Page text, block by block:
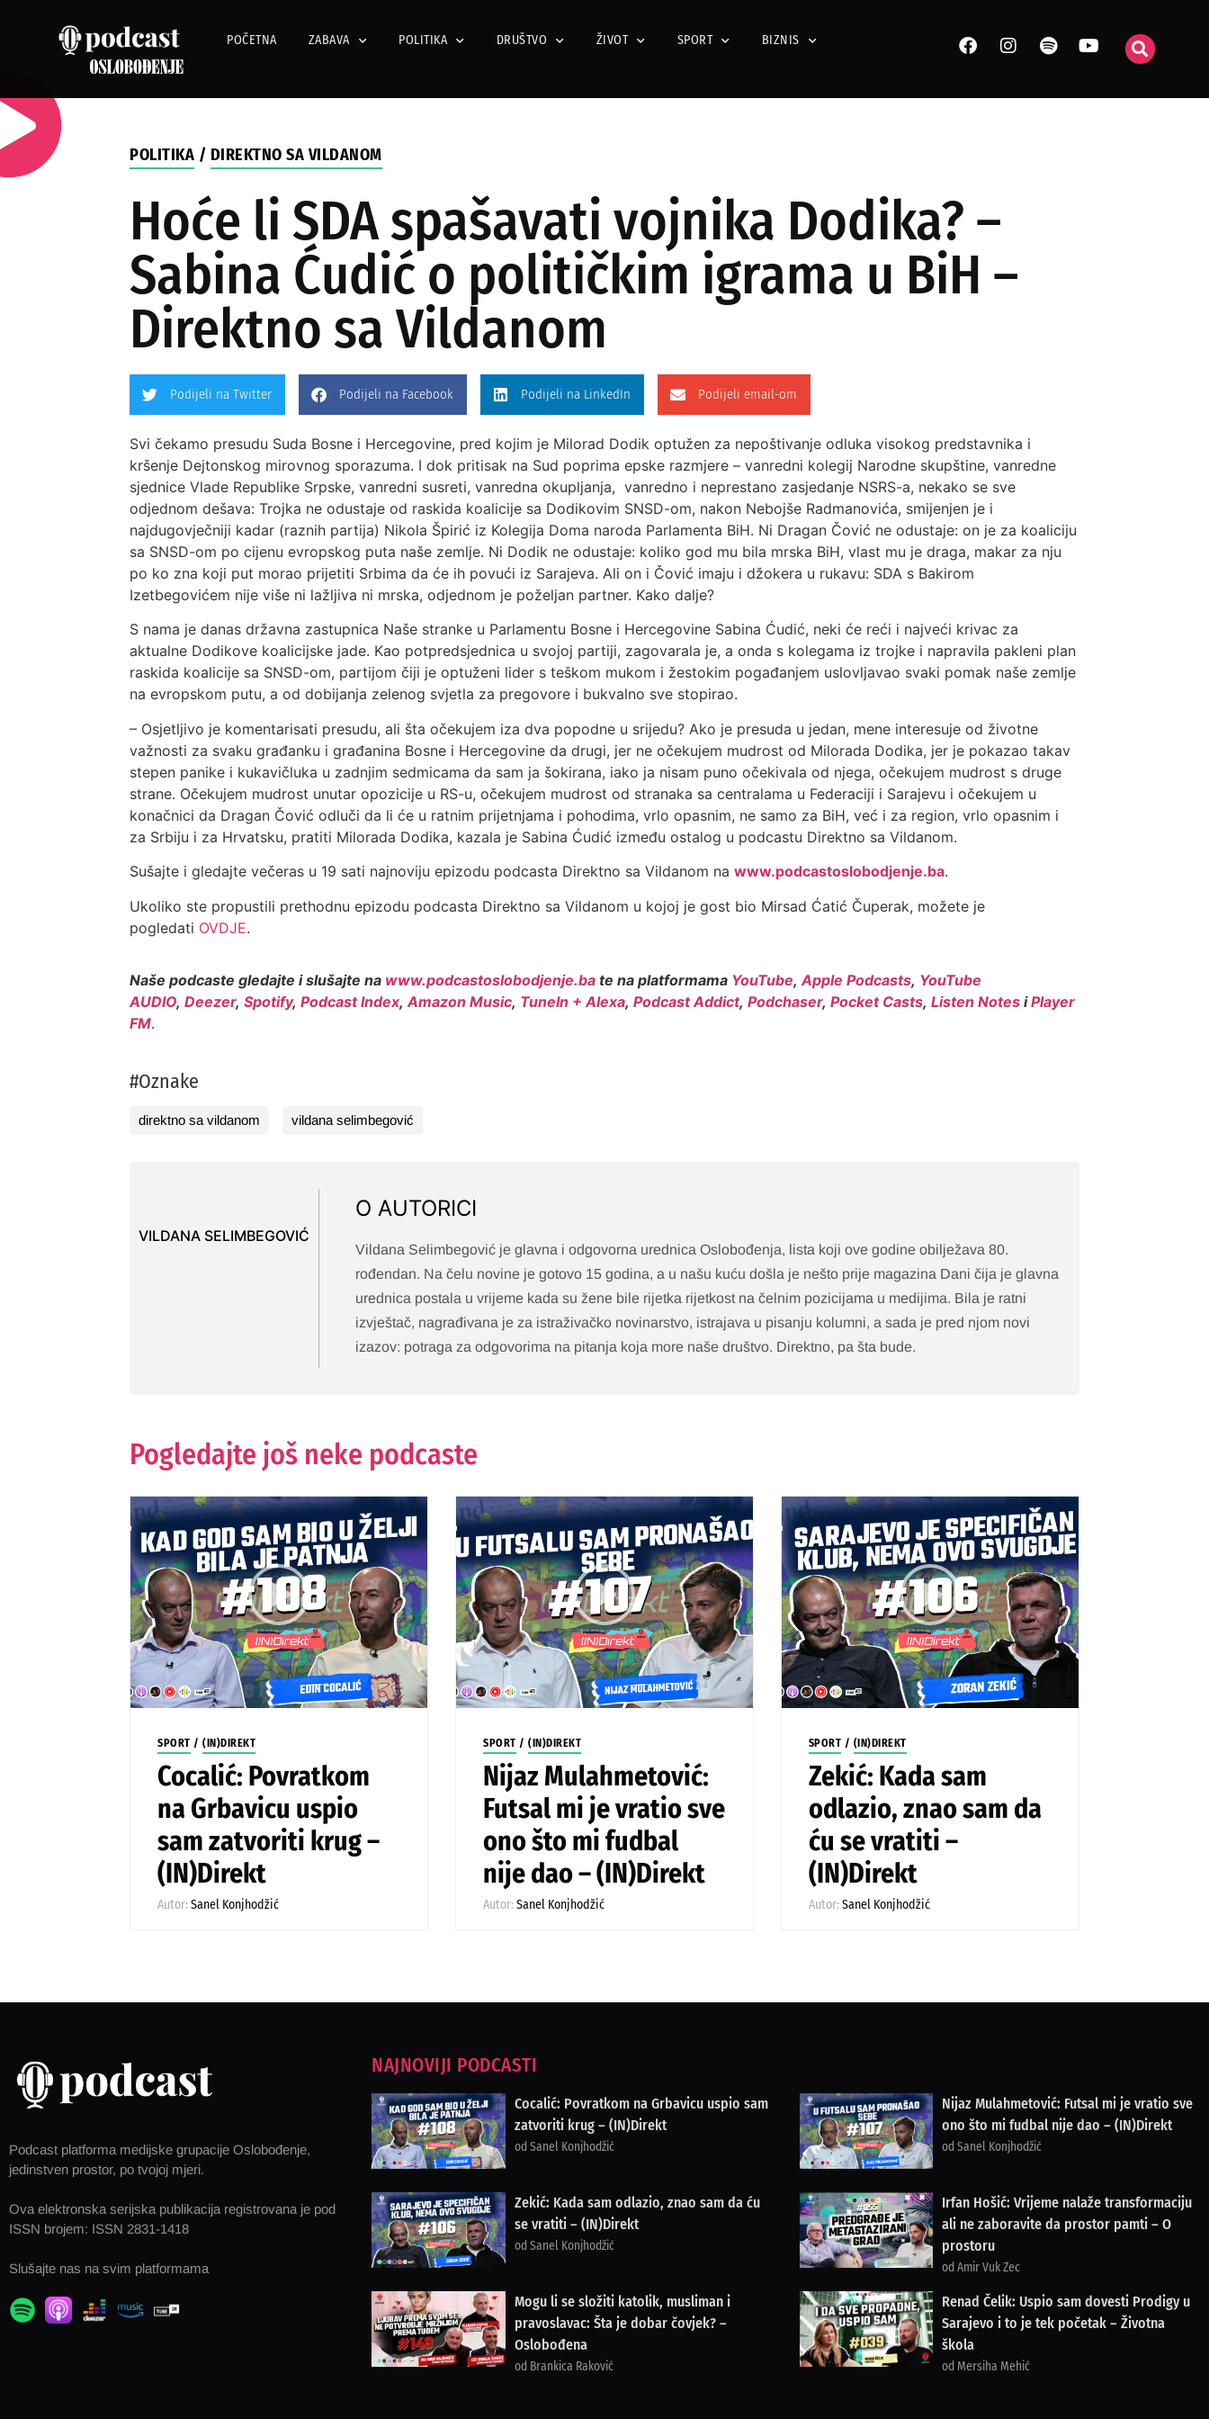
POČETNA ZABAVA POLITIKA DRUŠTVO ŽIVOT SPORT BIZNIS
POLITIKA / DIREKTNO SA VILDANOM
Hoće li SDA spašavati vojnika Dodika? –
Sabina Ćudić o političkim igrama u BiH –
Direktno sa Vildanom
Podijeli na Twitter Podijeli na Facebook Podijeli na LinkedIn Podijeli email-om
Svi čekamo presudu Suda Bosne i Hercegovine, pred kojim je Milorad Dodik optužen za nepoštivanje odluka visokog predstavnika i
kršenje Dejtonskog mirovnog sporazuma. I dok pritisak na Sud poprima epske razmjere – vanredni kolegij Narodne skupštine, vanredne
sjednice Vlade Republike Srpske, vanredni susreti, vanredna okupljanja, vanredno i neprestano zasjedanje NSRS-a, nekako se sve
odjednom dešava: Trojka ne odustaje od raskida koalicije sa Dodikovim SNSD-om, nakon Nebojše Radmanovića, smijenjen je i
najdugovječniji kadar (raznih partija) Nikola Špirić iz Kolegija Doma naroda Parlamenta BiH. Ni Dragan Čović ne odustaje: on je za koaliciju
sa SNSD-om po cijenu evropskog puta naše zemlje. Ni Dodik ne odustaje: koliko god mu bila mrska BiH, vlast mu je draga, makar za nju
po ko zna koji put morao prijetiti Srbima da će ih povući iz Sarajeva. Ali on i Čović imaju i džokera u rukavu: SDA s Bakirom
Izetbegovićem nije više ni lažljiva ni mrska, odjednom je poželjan partner. Kako dalje?
S nama je danas državna zastupnica Naše stranke u Parlamentu Bosne i Hercegovine Sabina Ćudić, neki će reći i najveći krivac za
aktualne Dodikove koalicijske jade. Kao potpredsjednica u svojoj partiji, zagovarala je, a onda s kolegama iz trojke i napravila pakleni plan
raskida koalicije sa SNSD-om, partijom čiji je optuženi lider s teškom mukom i žestokim pogađanjem uslovljavao svaki pomak naše zemlje
na evropskom putu, a od dobijanja zelenog svjetla za pregovore i bukvalno sve stopirao.
– Osjetljivo je komentarisati presudu, ali šta očekujem iza dva popodne u srijedu? Ako je presuda u jedan, mene interesuje od životne
važnosti za svaku građanku i građanina Bosne i Hercegovine da drugi, jer ne očekujem mudrost od Milorada Dodika, jer je pokazao takav
stepen panike i kukavičluka u zadnjim sedmicama da sam ja šokirana, iako ja nisam puno očekivala od njega, očekujem mudrost s druge
strane. Očekujem mudrost unutar opozicije u RS-u, očekujem mudrost od stranaka sa centralama u Federaciji i Sarajevu i očekujem u
konačnici da Dragan Čović odluči da li će u ratnim prijetnjama i pohodima, vrlo opasnim, ne samo za BiH, već i za region, vrlo opasnim i
za Srbiju i za Hrvatsku, pratiti Milorada Dodika, kazala je Sabina Ćudić između ostalog u podcastu Direktno sa Vildanom.
Sušajte i gledajte večeras u 19 sati najnoviju epizodu podcasta Direktno sa Vildanom nawww.podcastoslobodjenje.ba.
Ukoliko ste propustili prethodnu epizodu podcasta Direktno sa Vildanom u kojoj je gost bio Mirsad Ćatić Čuperak, možete je
pogledati OVDJE.
Naše podcaste gledajte i slušajte na www.podcastoslobodjenje.bate na platformama YouTube,Apple Podcasts, YouTube
AUDIO,Deezer,Spotify,Podcast Index,Amazon Music, TuneIn + Alexa,Podcast Addict,Podchaser,Pocket Casts,Listen Notes iPlayer
FM.
#Oznake
direktno sa vildanom vildana selimbegović
VILDANA SELIMBEGOVIĆ
O AUTORICI
Vildana Selimbegović je glavna i odgovorna urednica Oslobođenja, lista koji ove godine obilježava 80.
rođendan. Na čelu novine je gotovo 15 godina, a u našu kuću došla je nešto prije magazina Dani čija je glavna
urednica postala u vrijeme kada su žene bile rijetka rijetkost na čelnim pozicijama u medijima. Bila je ratni
izvještač, nagrađivana je za istraživačko novinarstvo, istrajava u pisanju kolumni, a sada je pred njom novi
izazov: potraga za odgovorima na pitanja koja more naše društvo. Direktno, pa šta bude.
Pogledajte još neke podcaste
SPORT /(IN)DIREKT
Cocalić: Povratkom
na Grbavicu uspio
sam zatvoriti krug –
(IN)Direkt
Autor:Sanel Konjhodžić
SPORT /(IN)DIREKT
Nijaz Mulahmetović:
Futsal mi je vratio sve
ono što mi fudbal
nije dao – (IN)Direkt
Autor:Sanel Konjhodžić
SPORT / (IN)DIREKT
Zekić: Kada sam
odlazio, znao sam da
ću se vratiti –
(IN)Direkt
Autor: Sanel Konjhodžić
Podcast platforma medijske grupacije Oslobođenje,
jedinstven prostor, po tvojoj mjeri.
Ova elektronska serijska publikacija registrovana je pod
ISSN brojem: ISSN 2831-1418
Slušajte nas na svim platformama
NAJNOVIJI PODCASTI
Cocalić: Povratkom na Grbavicu uspio sam
zatvoriti krug – (IN)Direkt
od Sanel Konjhodžić
Nijaz Mulahmetović: Futsal mi je vratio sve
ono što mi fudbal nije dao – (IN)Direkt
od Sanel Konjhodžić
Zekić: Kada sam odlazio, znao sam da ću
se vratiti – (IN)Direkt
od Sanel Konjhodžić
Irfan Hošić: Vrijeme nalaže transformaciju
ali ne zaboravite da prostor pamti – O
prostoru
od Amir Vuk Zec
Mogu li se složiti katolik, musliman i
pravoslavac: Šta je dobar čovjek? –
Oslobođena
od Brankica Raković
Renad Čelik: Uspio sam dovesti Prodigy u
Sarajevo i to je tek početak – Životna
škola
od Mersiha Mehić